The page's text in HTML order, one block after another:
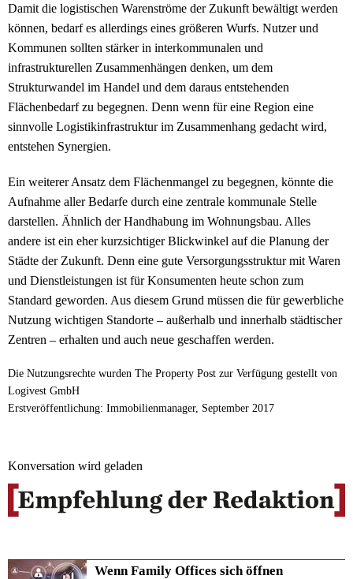
Damit die logistischen Warenströme der Zukunft bewältigt werden
können, bedarf es allerdings eines größeren Wurfs. Nutzer und
Kommunen sollten stärker in interkommunalen und
infrastrukturellen Zusammenhängen denken, um dem
Strukturwandel im Handel und dem daraus entstehenden
Flächenbedarf zu begegnen. Denn wenn für eine Region eine
sinnvolle Logistikinfrastruktur im Zusammenhang gedacht wird,
entstehen Synergien.
Ein weiterer Ansatz dem Flächenmangel zu begegnen, könnte die
Aufnahme aller Bedarfe durch eine zentrale kommunale Stelle
darstellen. Ähnlich der Handhabung im Wohnungsbau. Alles
andere ist ein eher kurzsichtiger Blickwinkel auf die Planung der
Städte der Zukunft. Denn eine gute Versorgungsstruktur mit Waren
und Dienstleistungen ist für Konsumenten heute schon zum
Standard geworden. Aus diesem Grund müssen die für gewerbliche
Nutzung wichtigen Standorte – außerhalb und innerhalb städtischer
Zentren – erhalten und auch neue geschaffen werden.
Die Nutzungsrechte wurden The Property Post zur Verfügung gestellt von
Logivest GmbH
Erstveröffentlichung: Immobilienmanager, September 2017
Konversation wird geladen
Wenn Family Offices sich öffnen